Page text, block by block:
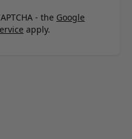
- the Google
apply.